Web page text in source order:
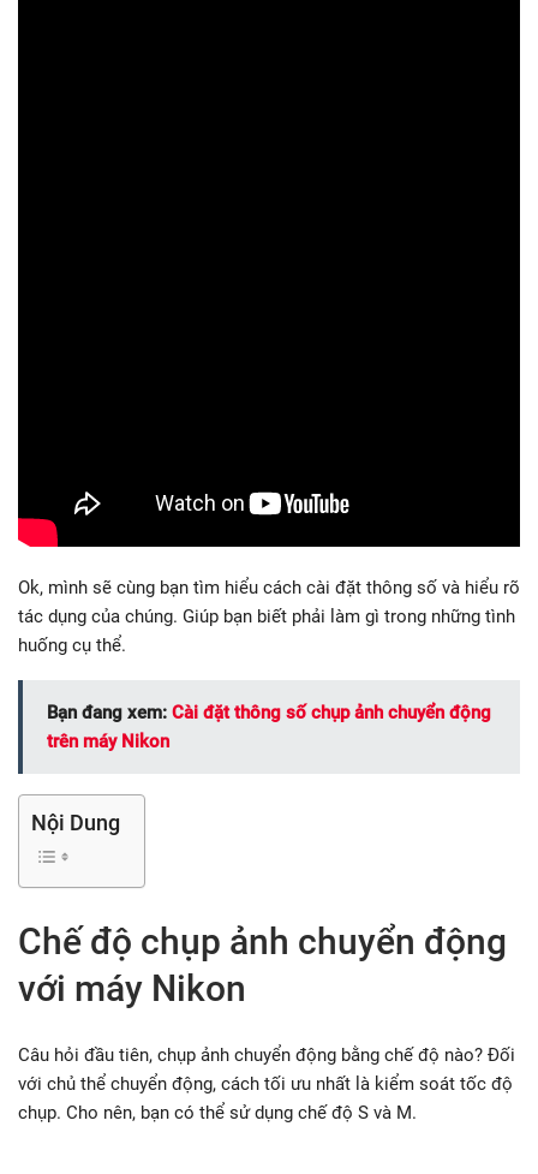
Ok, mình sẽ cùng bạn tìm hiểu cách cài đặt thông số và hiểu rõ
tác dụng của chúng. Giúp bạn biết phải làm gì trong những tình
huống cụ thể.
Bạn đang xem: Cài đặt thông số chụp ảnh chuyển động
trên máy Nikon
Nội Dung
Chế độ chụp ảnh chuyển động
với máy Nikon
Câu hỏi đầu tiên, chụp ảnh chuyển động bằng chế độ nào? Đối
với chủ thể chuyển động, cách tối ưu nhất là kiểm soát tốc độ
chụp. Cho nên, bạn có thể sử dụng chế độ S và M.